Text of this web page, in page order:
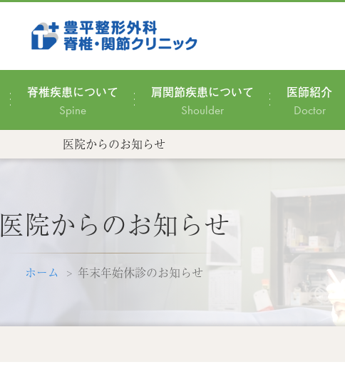
脊椎疾患について
Spine
肩関節疾患について
Shoulder
医師紹介
Doctor
医院からのお知らせ
医院からのお知らせ
ホーム 年末年始休診のお知らせ